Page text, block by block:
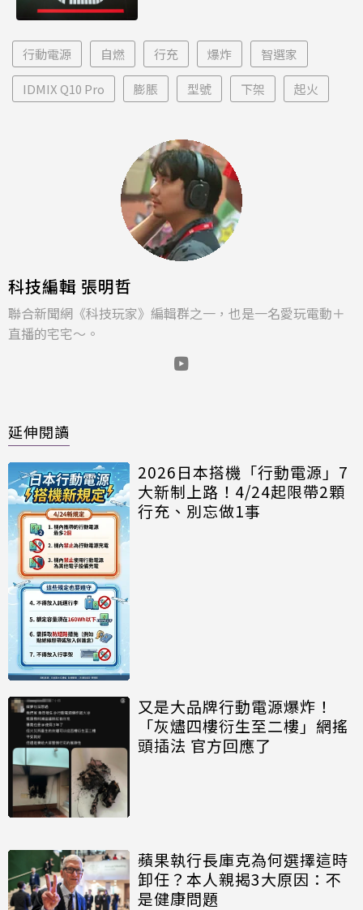
行動電源 自燃 行充 爆炸 智選家
IDMIX Q10 Pro 膨脹 型號 下架 起火
科技編輯 張明哲
聯合新聞網《科技玩家》編輯群之一，也是一名愛玩電動＋
直播的宅宅～。
延伸閱讀
2026日本搭機「行動電源」7
大新制上路！4/24起限帶2顆
行充、別忘做1事
又是大品牌行動電源爆炸！
「灰燼四樓衍生至二樓」網搖
頭插法 官方回應了
蘋果執行長庫克為何選擇這時
卸任？本人親揭3大原因：不
是健康問題